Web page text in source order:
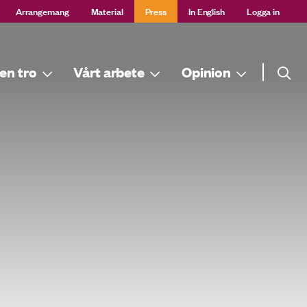
Arrangemang Material Press In English Logga in
tro Vårt arbete Opinion Sök